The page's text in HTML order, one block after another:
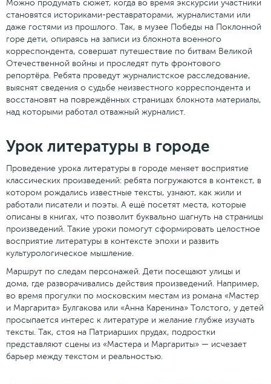
Можно продумать сюжет, когда во время экскурсии участники
становятся историками-реставраторами, журналистами или
даже гостями из прошлого. Так, в музее Победы на Поклонной
горе дети, опираясь на записи из блокнота военного
корреспондента, совершат путешествие по битвам Великой
Отечественной войны и проследят путь фронтового
репортëра. Ребята проведут журналистское расследование,
выяснят сведения о судьбе неизвестного корреспондента и
восстановят на повреждëнных страницах блокнота материалы,
над которыми работал отважный журналист.
Урок литературы в городе
Проведение урока литературы в городе меняет восприятие
классических произведений: ребята погружаются в контекст, в
котором рождались известные тексты, узнают, как жили и
работали писатели и поэты. А ещё посетят места, которые
описаны в книгах, что позволит буквально шагнуть на страницы
произведений. Такие уроки помогут сформировать целостное
восприятие литературы в контексте эпохи и развить
культурологическое мышление.
Маршрут по следам персонажей. Дети посещают улицы и
дома, где разворачивались действия произведений. Например,
во время прогулки по московским местам из романа «Мастер
и Маргарита» Булгакова или «Анна Каренина» Толстого, у детей
просыпается интерес к литературе и желание глубже изучать
тексты. Так, стоя на Патриарших прудах, подростки
представляют сцены из «Мастера и Маргариты» — исчезает
барьер между текстом и реальностью.